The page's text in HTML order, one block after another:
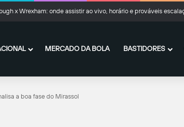
o Fluminense pode faturar com a venda de Kauã Elias
MERCADO DA BOLA BASTIDORES
a boa fase do Mirassol